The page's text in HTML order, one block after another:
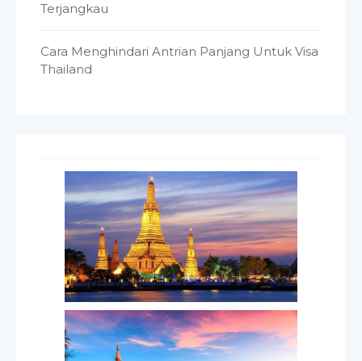
Terjangkau
Cara Menghindari Antrian Panjang Untuk Visa
Thailand